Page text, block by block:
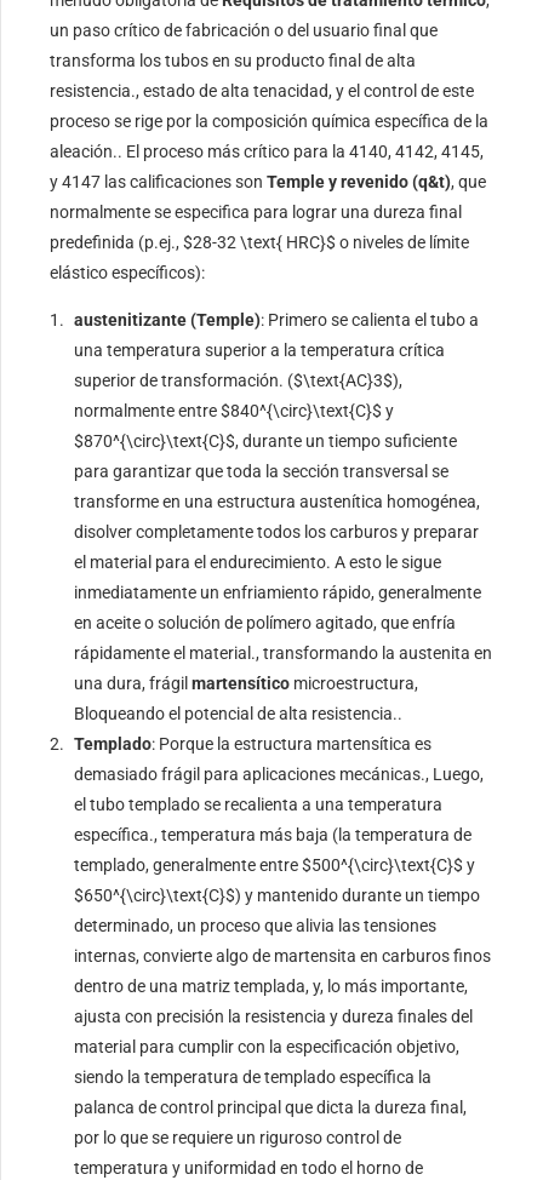
un paso crítico de fabricación o del usuario final que
transforma los tubos en su producto final de alta
resistencia., estado de alta tenacidad, y el control de este
proceso se rige por la composición química específica de la
aleación.. El proceso más crítico para la 4140, 4142, 4145,
y 4147 las calificaciones sonTemple y revenido (q&t), que
normalmente se especifica para lograr una dureza final
predefinida (p.ej.,$28-32 \text{ HRC}$ o niveles de límite
elástico específicos):
austenitizante (Temple): Primero se calienta el tubo a
una temperatura superior a la temperatura crítica
superior de transformación. ($\text{AC}3$),
normalmente entre$840^{\circ}\text{C}$ y
$870^{\circ}\text{C}$, durante un tiempo suficiente
para garantizar que toda la sección transversal se
transforme en una estructura austenítica homogénea,
disolver completamente todos los carburos y preparar
el material para el endurecimiento. A esto le sigue
inmediatamente un enfriamiento rápido, generalmente
en aceite o solución de polímero agitado, que enfría
rápidamente el material., transformando la austenita en
una dura, frágilmartensítico microestructura,
Bloqueando el potencial de alta resistencia..
Templado: Porque la estructura martensítica es
demasiado frágil para aplicaciones mecánicas., Luego,
el tubo templado se recalienta a una temperatura
específica., temperatura más baja (la temperatura de
templado, generalmente entre$500^{\circ}\text{C}$ y
$650^{\circ}\text{C}$) y mantenido durante un tiempo
determinado, un proceso que alivia las tensiones
internas, convierte algo de martensita en carburos finos
dentro de una matriz templada, y, lo más importante,
ajusta con precisión la resistencia y dureza finales del
material para cumplir con la especificación objetivo,
siendo la temperatura de templado específica la
palanca de control principal que dicta la dureza final,
por lo que se requiere un riguroso control de
temperatura y uniformidad en todo el horno de